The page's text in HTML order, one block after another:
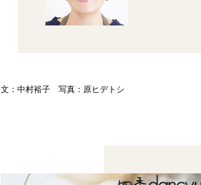
文：中村裕子 写真：原ヒデトシ